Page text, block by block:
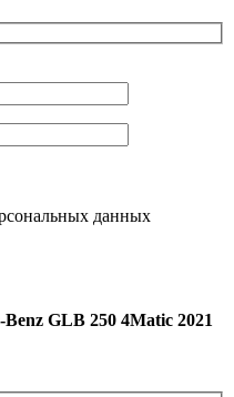
данных
Benz GLB 250 4Matic 2021